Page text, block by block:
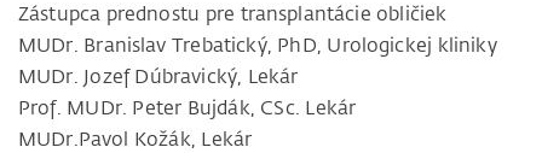
Zástupca prednostu pre transplantácie obličiek
MUDr. Branislav Trebatický, PhD, Urologickej kliniky
MUDr. Jozef Dúbravický, Lekár
Prof. MUDr. Peter Bujdák, CSc. Lekár
MUDr.Pavol Kožák, Lekár